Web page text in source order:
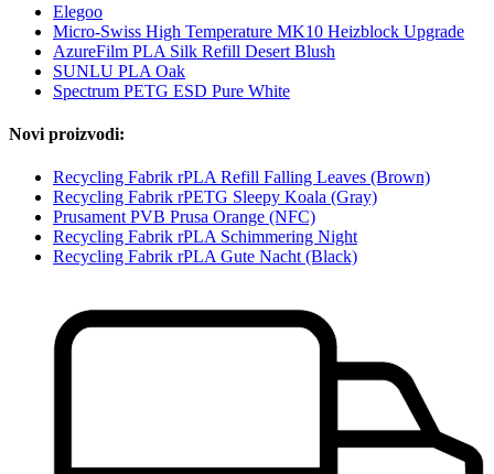
Elegoo
Micro-Swiss High Temperature MK10 Heizblock Upgrade
AzureFilm PLA Silk Refill Desert Blush
SUNLU PLA Oak
Spectrum PETG ESD Pure White
Novi proizvodi:
Recycling Fabrik rPLA Refill Falling Leaves (Brown)
Recycling Fabrik rPETG Sleepy Koala (Gray)
Prusament PVB Prusa Orange (NFC)
Recycling Fabrik rPLA Schimmering Night
Recycling Fabrik rPLA Gute Nacht (Black)